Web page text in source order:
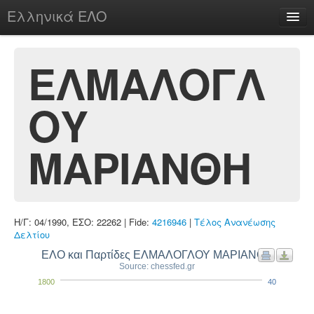
Ελληνικά ΕΛΟ
chesstu.be @ discord
Login
ΕΛΜΑΛΟΓΛ
ΟΥ
ΜΑΡΙΑΝΘΗ
Η/Γ: 04/1990, ΕΣΟ: 22262 | Fide: 4216946 | Τέλος Ανανέωσης
Δελτίου
ΕΛΟ και Παρτίδες ΕΛΜΑΛΟΓΛΟΥ ΜΑΡΙΑΝΘΗ
Source: chessfed.gr
1800 40